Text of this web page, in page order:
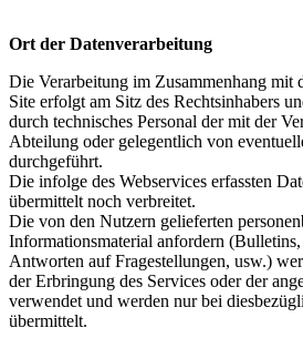
Ort der Datenverarbeitung
Die Verarbeitung im Zusammenhang mit
Site erfolgt am Sitz des Rechtsinhabers
durch technisches Personal der mit der
Abteilung oder gelegentlich von
durchgeführt.
Die infolge des Webservices erfassten
übermittelt noch verbreitet.
Die von den Nutzern gelieferten
Informationsmaterial anfordern
Antworten auf Fragestellungen, usw.)
der Erbringung des Services oder der
verwendet und werden nur bei
übermittelt.